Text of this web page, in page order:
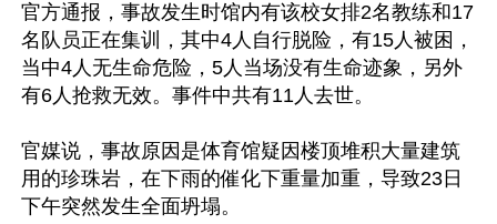
官方通报，事故发生时馆内有该校女排2名教练和17
名队员正在集训，其中4人自行脱险，有15人被困，
当中4人无生命危险，5人当场没有生命迹象，另外
有6人抢救无效。事件中共有11人去世。
官媒说，事故原因是体育馆疑因楼顶堆积大量建筑
用的珍珠岩，在下雨的催化下重量加重，导致23日
下午突然发生全面坍塌。